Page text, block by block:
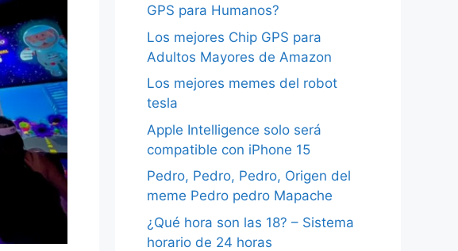
GPS para Humanos?
Los mejores Chip GPS para
Adultos Mayores de Amazon
Los mejores memes del robot
tesla
Apple Intelligence solo será
compatible con iPhone 15
Pedro, Pedro, Pedro, Origen del
meme Pedro pedro Mapache
¿Qué hora son las 18? – Sistema
horario de 24 horas